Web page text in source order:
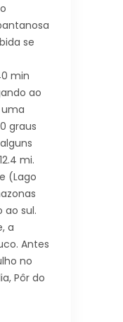
se
min
ao
uma
graus
mi.
(Lago
ao sul.
a
Antes
no
Pôr do